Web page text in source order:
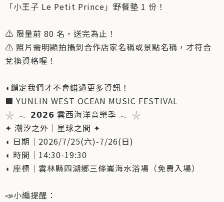
「小王子 Le Petit Prince」野餐墊 1 份！
⚠️ 限量前 80 名，送完為止！
⚠️ 照片需明顯拍攝到合作店家名稱或景點名稱，才符合
兌換資格喔！
◖鎖定我們才不會錯過更多資訊！
■ YUNLIN WEST OCEAN MUSIC FESTIVAL
𓇼 𓂃 𝟮𝟬𝟮𝟲 雲西海洋音樂季 𓂃 𓇼
✦ 潮汐之外｜星球之間 ✦
◖ 日期｜2026/7/25(六)-7/26(日)
◖ 時間｜14:30-19:30
◖ 座標｜雲林縣四湖鄉三條崙海水浴場（免費入場）
📣小編提醒：